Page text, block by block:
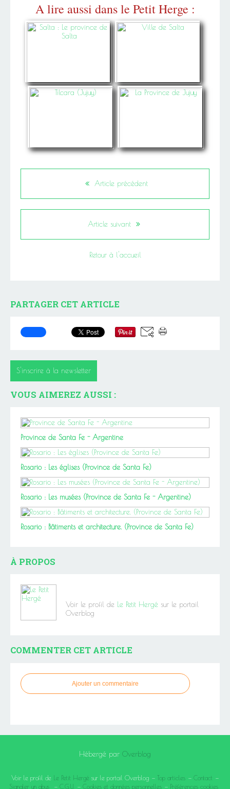
A lire aussi dans le Petit Herge :
Article précédent
Article suivant
Retour à l'accueil
PARTAGER CET ARTICLE
S'inscrire à la newsletter
VOUS AIMEREZ AUSSI :
Province de Santa Fe - Argentine
Rosario : Les églises (Province de Santa Fe)
Rosario : Les musées (Province de Santa Fe - Argentine)
Rosario : Bâtiments et architecture. (Province de Santa Fe)
À PROPOS
Voir le profil de Le Petit Hergé sur le portail
Overblog
COMMENTER CET ARTICLE
Ajouter un commentaire
Hébergé par Overblog
Voir le profil de Le Petit Hergé sur le portail Overblog Top articles
Contact
Signaler un abus
C.G.U. Cookies et données personnelles Préférences cookies